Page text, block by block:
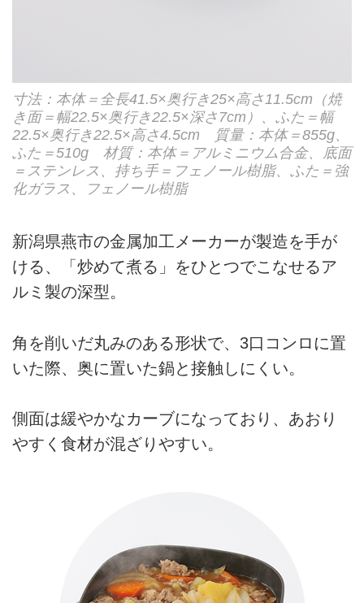
寸法：本体＝全長41.5×奥行き25×高さ11.5cm（焼
き面＝幅22.5×奥行き22.5×深さ7cm）、ふた＝幅
22.5×奥行き22.5×高さ4.5cm 質量：本体＝855g、
ふた＝510g 材質：本体＝アルミニウム合金、底面
＝ステンレス、持ち手＝フェノール樹脂、ふた＝強
化ガラス、フェノール樹脂
新潟県燕市の金属加工メーカーが製造を手が
ける、「炒めて煮る」をひとつでこなせるア
ルミ製の深型。
角を削いだ丸みのある形状で、3口コンロに置
いた際、奥に置いた鍋と接触しにくい。
側面は緩やかなカーブになっており、あおり
やすく食材が混ざりやすい。